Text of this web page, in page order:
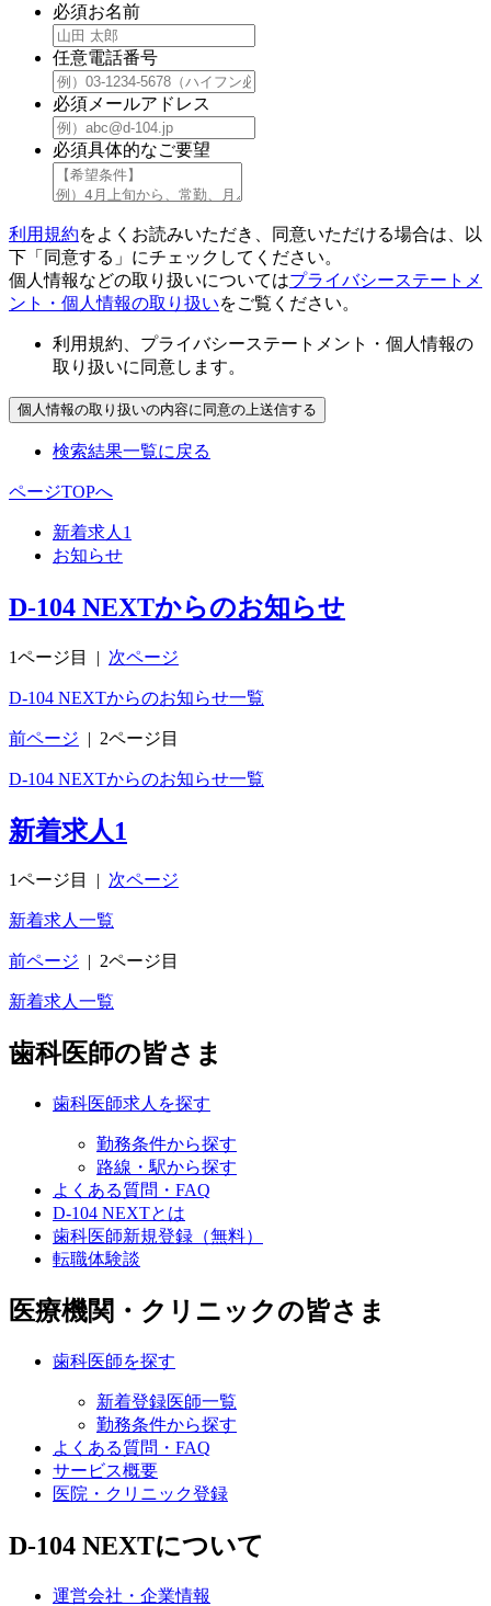
必須お名前
任意電話番号
必須 メールアドレス
必須具体的なご要望
利用規約をよくお読みいただき、同意いただける場合は、以
下「同意する」にチェックしてください。
個人情報などの取り扱いについてはプライバシーステートメ
ント・個人情報の取り扱いをご覧ください。
利用規約、プライバシーステートメント・個人情報の
取り扱いに同意します。
検索結果一覧に戻る
ページTOPへ
新着求人 1
お知らせ
D-104 NEXTからのお知らせ
1ページ目 | 次ページ
D-104 NEXTからのお知らせ一覧
前ページ | 2ページ目
D-104 NEXTからのお知らせ一覧
新着求人1
1ページ目 次ページ
新着求人一覧
前ページ 2ページ目
新着求人一覧
歯科医師の皆さま
歯科医師求人を探す
勤務条件から探す
路線・駅から探す
よくある質問・FAQ
D-104 NEXTとは
歯科医師新規登録（無料）
転職体験談
医療機関・クリニックの皆さま
歯科医師を探す
新着登録医師一覧
勤務条件から探す
よくある質問・FAQ
サービス概要
医院・クリニック登録
D-104 NEXTについて
運営会社・企業情報